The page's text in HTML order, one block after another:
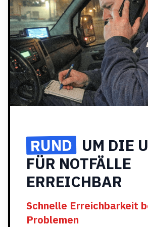
RUND UM DIE
FÜR NOTFÄLLE
ERREICHBAR
Schnelle Erreichbarkeit
Problemen